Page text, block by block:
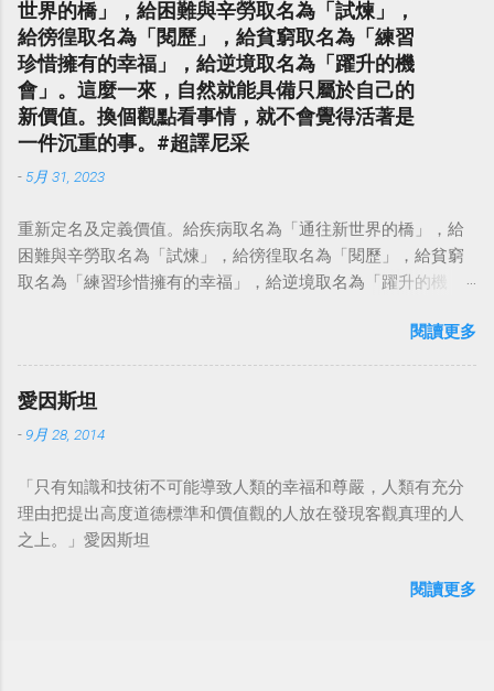
世界的橋」，給困難與辛勞取名為「試煉」，
給徬徨取名為「閱歷」，給貧窮取名為「練習
珍惜擁有的幸福」，給逆境取名為「躍升的機
會」。這麼一來，自然就能具備只屬於自己的
新價值。換個觀點看事情，就不會覺得活著是
一件沉重的事。#超譯尼采
- 5月 31, 2023
重新定名及定義價值。給疾病取名為「通往新世界的橋」，給
困難與辛勞取名為「試煉」，給徬徨取名為「閱歷」，給貧窮
取名為「練習珍惜擁有的幸福」，給逆境取名為「躍升的機
點看事情，就不會覺得活著是一件沉重的事。#超譯尼采 — 中
華名言 - Chinese Quotes (@chinese_quotes) May 23, 2023
閱讀更多
愛因斯坦
- 9月 28, 2014
「只有知識和技術不可能導致人類的幸福和尊嚴，人類有充分
理由把提出高度道德標準和價值觀的人放在發現客觀真理的人
之上。」愛因斯坦
閱讀更多